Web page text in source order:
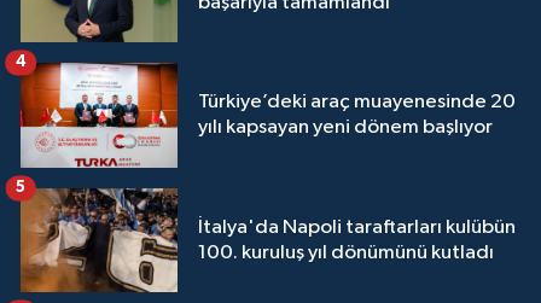
Türkiye’deki araç muayenesinde 20
yılı kapsayan yeni dönem başlıyor
4
İtalya'da Napoli taraftarları kulübün
100. kuruluş yıl dönümünü kutladı
5